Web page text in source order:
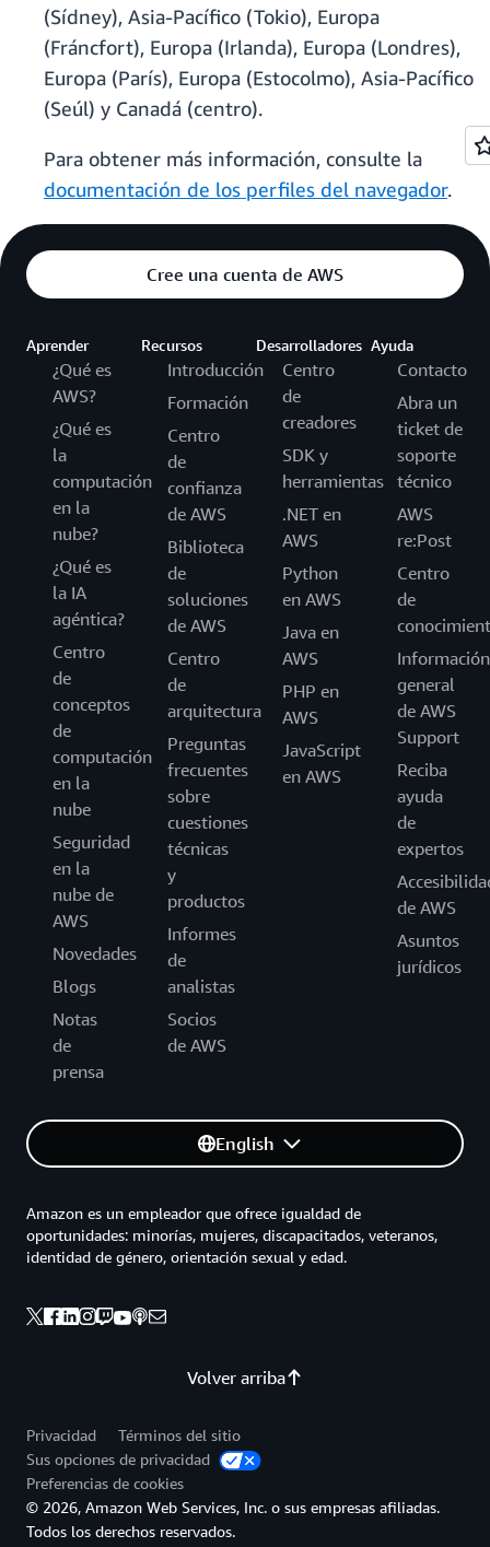
(Sídney), Asia-Pacífico (Tokio), Europa
(Fráncfort), Europa (Irlanda), Europa (Londres),
Europa (París), Europa (Estocolmo), Asia-Pacífico
(Seúl) y Canadá (centro).
Para obtener más información, consulte la
documentación de los perfiles del navegador.
Cree una cuenta de AWS
Aprender
¿Qué es
AWS?
¿Qué es
la
computación
en la
nube?
¿Qué es
la IA
agéntica?
Centro
de
conceptos
de
computación
en la
nube
Seguridad
en la
nube de
AWS
Novedades
Blogs
Notas
de
prensa
Recursos
Introducción
Formación
Centro
de
confianza
de AWS
Biblioteca
de
soluciones
de AWS
Centro
de
arquitectura
Preguntas
frecuentes
sobre
cuestiones
técnicas
y
productos
Informes
de
analistas
Socios
de AWS
Desarrolladores
Centro
de
creadores
SDK y
herramientas
.NET en
AWS
Python
en AWS
Java en
AWS
PHP en
AWS
JavaScript
en AWS
Ayuda
Contacto
Abra un
ticket de
soporte
técnico
AWS
re:Post
Centro
de
Información
general
de AWS
Support
Reciba
ayuda
de
expertos
de AWS
Asuntos
jurídicos
English
Volver arriba
Amazon es un empleador que ofrece igualdad de
oportunidades: minorías, mujeres, discapacitados, veteranos,
identidad de género, orientación sexual y edad.
Privacidad
Términos del sitio
Sus opciones de privacidad
Preferencias de cookies
© 2026, Amazon Web Services, Inc. o sus empresas afiliadas.
Todos los derechos reservados.